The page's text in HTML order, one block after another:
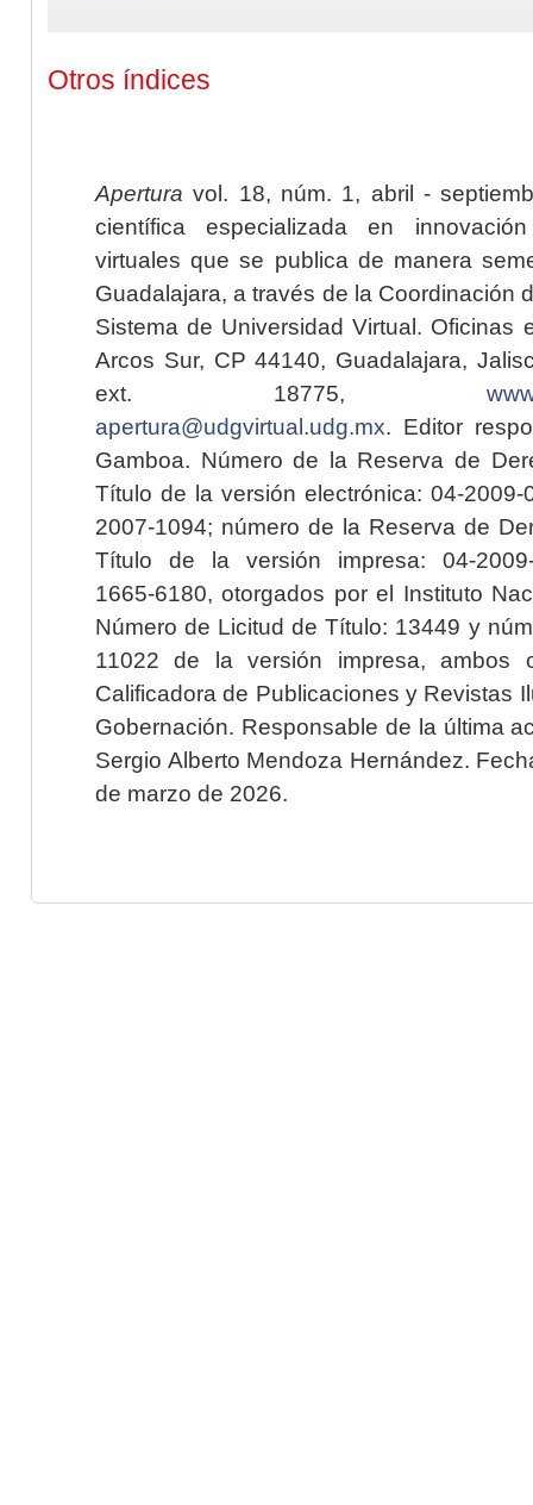
Otros índices
Apertura vol. 18, núm. 1, abril -
científica especializada en
virtuales que se publica de manera
Guadalajara, a través de la Coordinación
Sistema de Universidad Virtual. Oficinas
Arcos Sur, CP 44140, Guadalajara,
ext. 18775,
apertura@udgvirtual.udg.mx. Editor
Gamboa. Número de la Reserva de
Título de la versión electrónica: 04-2009-
2007-1094; número de la Reserva de
Título de la versión impresa: 04-2009-
1665-6180, otorgados por el Instituto
Número de Licitud de Título: 13449 y
11022 de la versión impresa, ambos
Calificadora de Publicaciones y Revistas
Gobernación. Responsable de la última
Sergio Alberto Mendoza Hernández.
de marzo de 2026.